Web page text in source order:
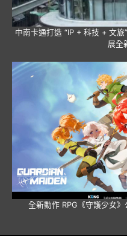
中南卡通打造 “IP + 科技 + 文
展全
全新動作 RPG《守護少女